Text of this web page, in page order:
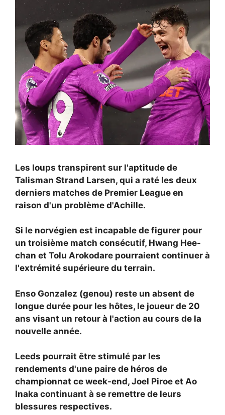
Les loups transpirent sur l'aptitude de
Talisman Strand Larsen, qui a raté les deux
derniers matches de Premier League en
raison d'un problème d'Achille.
Si le norvégien est incapable de figurer pour
un troisième match consécutif, Hwang Hee-
chan et Tolu Arokodare pourraient continuer à
l'extrémité supérieure du terrain.
Enso Gonzalez (genou) reste un absent de
longue durée pour les hôtes, le joueur de 20
ans visant un retour à l'action au cours de la
nouvelle année.
Leeds pourrait être stimulé par les
rendements d'une paire de héros de
championnat ce week-end, Joel Piroe et Ao
Inaka continuant à se remettre de leurs
blessures respectives.